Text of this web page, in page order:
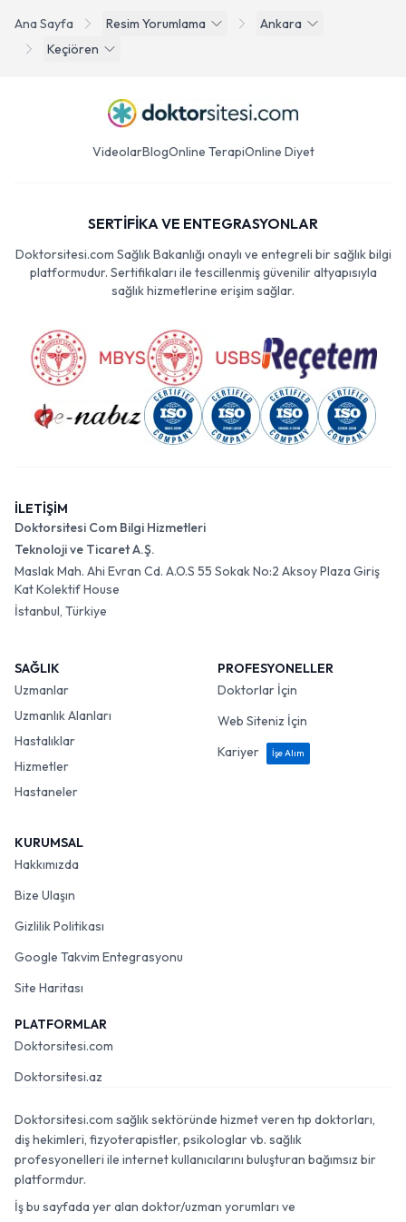
Ana Sayfa Resim Yorumlama
Ankara
Keçiören
VideolarBlogOnline TerapiOnline Diyet
SERTİFİKA VE ENTEGRASYONLAR
Doktorsitesi.com Sağlık Bakanlığı onaylı ve entegreli bir sağlık bilgi
platformudur. Sertifikaları ile tescillenmiş güvenilir altyapısıyla
sağlık hizmetlerine erişim sağlar.
İLETİŞİM
Doktorsitesi Com Bilgi Hizmetleri
Teknoloji ve Ticaret A.Ş.
Maslak Mah. Ahi Evran Cd. A.O.S 55 Sokak No:2 Aksoy Plaza Giriş
Kat Kolektif House
İstanbul, Türkiye
SAĞLIK
Uzmanlar
Uzmanlık Alanları
Hastalıklar
Hizmetler
Hastaneler
PROFESYONELLER
Doktorlar İçin
Web Siteniz İçin
Kariyer
İşe Alım
KURUMSAL
Hakkımızda
Bize Ulaşın
Gizlilik Politikası
Google Takvim Entegrasyonu
Site Haritası
PLATFORMLAR
Doktorsitesi.com
Doktorsitesi.az
Doktorsitesi.com sağlık sektöründe hizmet veren tıp doktorları,
diş hekimleri, fizyoterapistler, psikologlar vb. sağlık
profesyonelleri ile internet kullanıcılarını buluşturan bağımsız bir
platformdur.
İş bu sayfada yer alan doktor/uzman yorumları ve